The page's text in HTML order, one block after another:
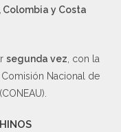
Colombia y Costa
segunda vez , con la
Comisión Nacional de